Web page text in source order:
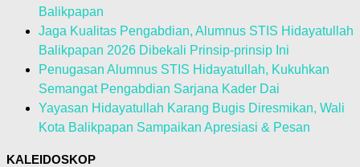
Balikpapan
Jaga Kualitas Pengabdian, Alumnus STIS Hidayatullah
Balikpapan 2026 Dibekali Prinsip-prinsip Ini
Penugasan Alumnus STIS Hidayatullah, Kukuhkan
Semangat Pengabdian Sarjana Kader Dai
Yayasan Hidayatullah Karang Bugis Diresmikan, Wali
Kota Balikpapan Sampaikan Apresiasi & Pesan
KALEIDOSKOP